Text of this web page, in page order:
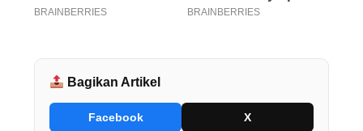
Bagikan Artikel
Facebook X